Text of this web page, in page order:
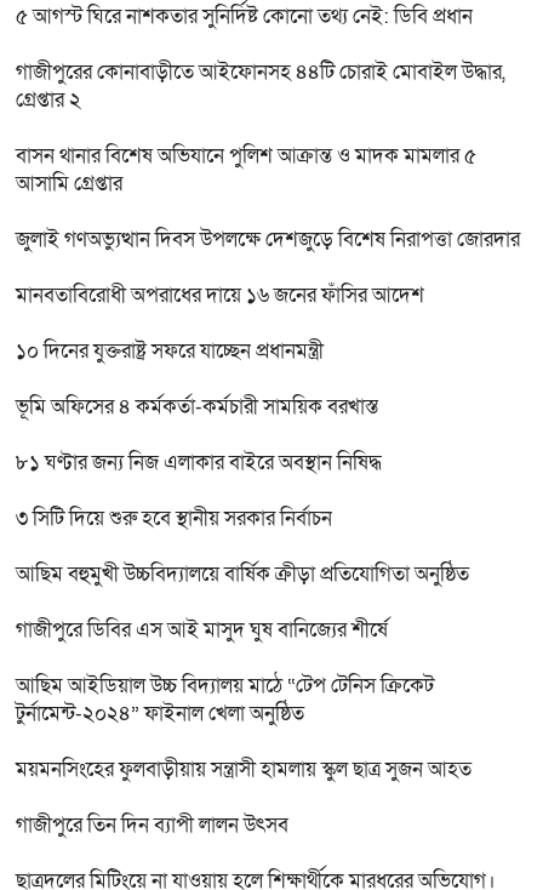
৫ আগস্ট ঘিরে নাশকতার সুনির্দিষ্ট কোনো তথ্য নেই: ডিবি প্রধান
গাজীপুরের কোনাবাড়ীতে আইফোনসহ ৪৪টি চোরাই মোবাইল উদ্ধার,
গ্রেপ্তার ২
বাসন থানার বিশেষ অভিযানে পুলিশ আক্রান্ত ও মাদক মামলার ৫
আসামি গ্রেপ্তার
জুলাই গণঅভ্যুত্থান দিবস উপলক্ষে দেশজুড়ে বিশেষ নিরাপত্তা জোরদার
মানবতাবিরোধী অপরাধের দায়ে ১৬ জনের ফাঁসির আদেশ
১০ দিনের যুক্তরাষ্ট্র সফরে যাচ্ছেন প্রধানমন্ত্রী
ভূমি অফিসের ৪ কর্মকর্তা-কর্মচারী সাময়িক বরখাস্ত
৮১ ঘণ্টার জন্য নিজ এলাকার বাইরে অবস্থান নিষিদ্ধ
৩ সিটি দিয়ে শুরু হবে স্থানীয় সরকার নির্বাচন
আছিম বহুমুখী উচ্চবিদ্যালয়ে বার্ষিক ক্রীড়া প্রতিযোগিতা অনুষ্ঠিত
গাজীপুরে ডিবির এস আই মাসুদ ঘুষ বানিজ্যের শীর্ষে
আছিম আইডিয়াল উচ্চ বিদ্যালয় মাঠে “টেপ টেনিস ক্রিকেট
টুর্নামেন্ট-২০২৪” ফাইনাল খেলা অনুষ্ঠিত
ময়মনসিংহের ফুলবাড়ীয়ায় সন্ত্রাসী হামলায় স্কুল ছাত্র সুজন আহত
গাজীপুরে তিন দিন ব্যাপী লালন উৎসব
ছাত্রদলের মিটিংয়ে না যাওয়ায় হলে শিক্ষার্থীকে মারধরের অভিযোগ।